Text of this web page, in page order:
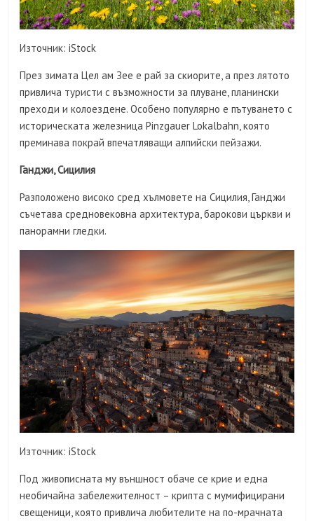
Източник: iStock
През зимата Цел ам Зее е рай за скиорите, а през лятото
привлича туристи с възможности за плуване, планински
преходи и колоездене. Особено популярно е пътуването с
историческата железница Pinzgauer Lokalbahn, която
преминава покрай впечатляващи алпийски пейзажи.
Ганджи, Сицилия
Разположено високо сред хълмовете на Сицилия, Ганджи
съчетава средновековна архитектура, барокови църкви и
панорамни гледки.
Източник: iStock
Под живописната му външност обаче се крие и една
необичайна забележителност – крипта с мумифицирани
свещеници, която привлича любителите на по-мрачната